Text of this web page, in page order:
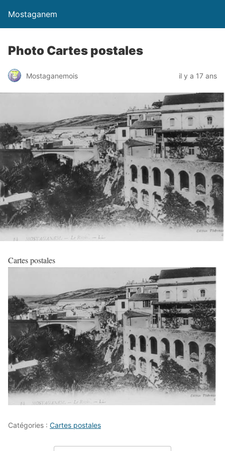
Mostaganem
Photo Cartes postales
Mostaganemois il y a 17 ans
Cartes postales
Catégories : Cartes postales